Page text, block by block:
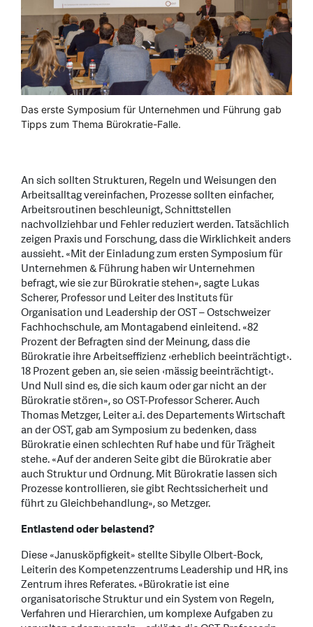
Das erste Symposium für Unternehmen und Führung gab
Tipps zum Thema Bürokratie-Falle.
An sich sollten Strukturen, Regeln und Weisungen den
Arbeitsalltag vereinfachen, Prozesse sollten einfacher,
Arbeitsroutinen beschleunigt, Schnittstellen
nachvollziehbar und Fehler reduziert werden. Tatsächlich
zeigen Praxis und Forschung, dass die Wirklichkeit anders
aussieht. «Mit der Einladung zum ersten Symposium für
Unternehmen & Führung haben wir Unternehmen
befragt, wie sie zur Bürokratie stehen», sagte Lukas
Scherer, Professor und Leiter des Instituts für
Organisation und Leadership der OST – Ostschweizer
Fachhochschule, am Montagabend einleitend. «82
Prozent der Befragten sind der Meinung, dass die
Bürokratie ihre Arbeitseffizienz ‹erheblich beeinträchtigt›.
18 Prozent geben an, sie seien ‹mässig beeinträchtigt›.
Und Null sind es, die sich kaum oder gar nicht an der
Bürokratie stören», so OST-Professor Scherer. Auch
Thomas Metzger, Leiter a.i. des Departements Wirtschaft
an der OST, gab am Symposium zu bedenken, dass
Bürokratie einen schlechten Ruf habe und für Trägheit
stehe. «Auf der anderen Seite gibt die Bürokratie aber
auch Struktur und Ordnung. Mit Bürokratie lassen sich
Prozesse kontrollieren, sie gibt Rechtssicherheit und
führt zu Gleichbehandlung», so Metzger.
Entlastend oder belastend?
Diese «Janusköpfigkeit» stellte Sibylle Olbert-Bock,
Leiterin des Kompetenzzentrums Leadership und HR, ins
Zentrum ihres Referates. «Bürokratie ist eine
organisatorische Struktur und ein System von Regeln,
Verfahren und Hierarchien, um komplexe Aufgaben zu